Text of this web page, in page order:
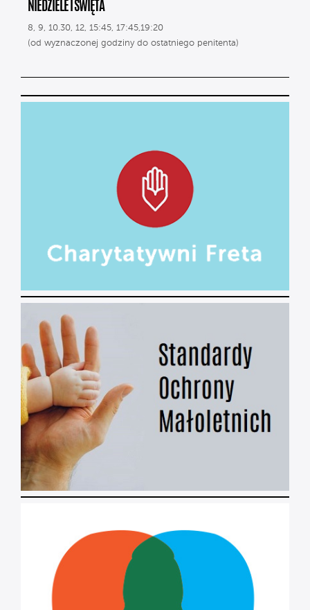
NIEDZIELE I ŚWIĘTA
8, 9, 10.30, 12, 15:45, 17:45,19:20
(od wyznaczonej godziny do ostatniego penitenta)